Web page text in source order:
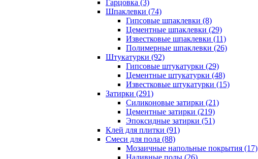
Гарцовка (3)
Шпаклевки (74)
Гипсовые шпаклевки (8)
Цементные шпаклевки (29)
Известковые шпаклевки (11)
Полимерные шпаклевки (26)
Штукатурки (92)
Гипсовые штукатурки (29)
Цементные штукатурки (48)
Известковые штукатурки (15)
Затирки (291)
Силиконовые затирки (21)
Цементные затирки (219)
Эпоксидные затирки (51)
Клей для плитки (91)
Смеси для пола (88)
Мозаичные напольные покрытия (17)
Наливные полы (26)